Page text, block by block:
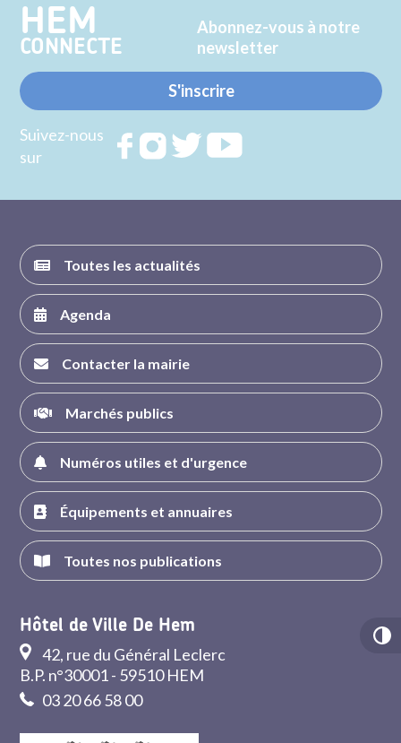
HEM
CONNECTE
Abonnez-vous à notre
newsletter
S'inscrire
Suivez-nous
sur
RejoignezRejoignezRejoignez
Toutes les actualités
Agenda
Contacter la mairie
Marchés publics
Numéros utiles et d'urgence
Équipements et annuaires
Toutes nos publications
Hôtel de Ville De Hem
42, rue du Général Leclerc
B.P. n°30001 - 59510 HEM
03 20 66 58 00